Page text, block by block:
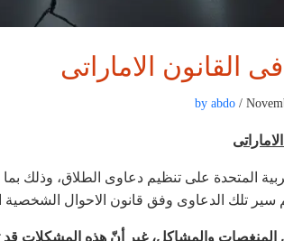
القانون الاماراتى
by abdo /
المتحدة على تنظيم دعاوى الطلاق، وذلك
سير تلك الدعاوى وفق قانون الاحوال الشخصية
من المنغصات والمشاكل، غير أنّ هذه